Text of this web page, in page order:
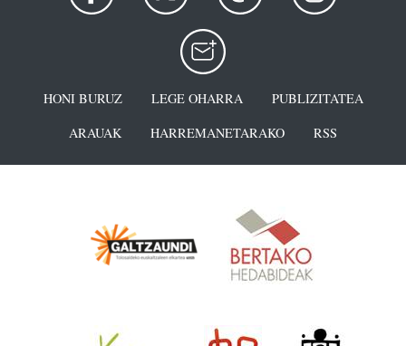
HONI BURUZ LEGE OHARRA
PUBLIZITATEA
ARAUAK
HARREMANETARAKO RSS